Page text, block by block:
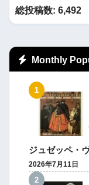
総投稿数: 6,492
Monthly
ジュゼッペ・
2026年7月11日